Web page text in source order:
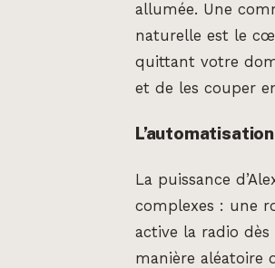
allumée. Une
naturelle est le
quittant votre
et de les couper
La puissance
complexes : une
active la radio
manière aléatoire